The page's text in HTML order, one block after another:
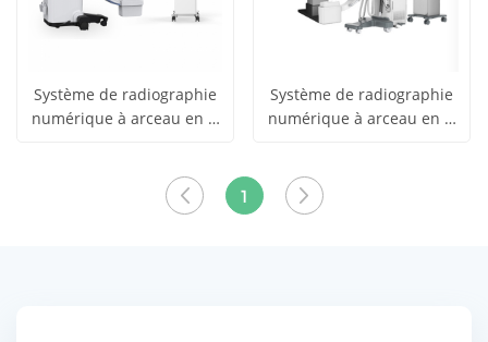
prix
Système de radiographie
numérique à arceau en C
les produits
Système de radiographie
numérique à arceau en C
1